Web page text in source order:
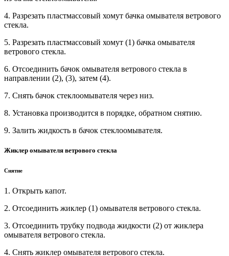
4. Разрезать пластмассовый хомут бачка омывателя ветрового
стекла.
5. Разрезать пластмассовый хомут (1) бачка омывателя
ветрового стекла.
6. Отсоединить бачок омывателя ветрового стекла в
направлении (2), (3), затем (4).
7. Снять бачок стеклоомывателя через низ.
8. Установка производится в порядке, обратном снятию.
9. Залить жидкость в бачок стеклоомывателя.
Жиклер омывателя ветрового стекла
Снятие
1. Открыть капот.
2. Отсоединить жиклер (1) омывателя ветрового стекла.
3. Отсоединить трубку подвода жидкости (2) от жиклера
омывателя ветрового стекла.
4. Снять жиклер омывателя ветрового стекла.